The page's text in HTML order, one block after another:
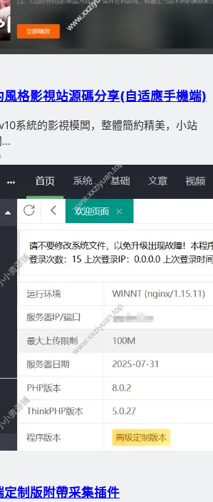
格影視站源碼分享(自适應手機端)
系統的影視模闆，整體簡約精美，小站
制版附帶采集插件